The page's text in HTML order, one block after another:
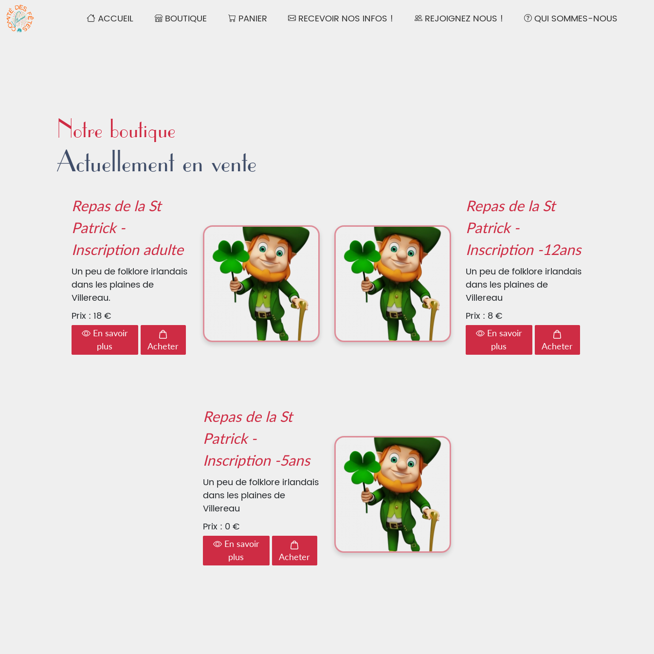
ACCUEIL(PAGE ACTUELLE)
BOUTIQUE(NOTRE BOUTIQUE)
PANIER(VOTRE PANIER)
RECEVOIR NOS INFOS ! (NEWSLETTER)
REJOIGNEZ NOUS ! (ADHERER)QUI SOMMES-NOUS
Notre boutique
Actuellement en vente
Repas de la St
Patrick -
Inscription adulte
Un peu de folklore irlandais
dans les plaines de
Villereau.
Prix : 18 €
En savoir
plus
Acheter
Repas de la St
Patrick -
Inscription -12ans
Un peu de folklore irlandais
dans les plaines de
Villereau
Prix : 8 €
En savoir
plus
Acheter
Repas de la St
Patrick -
Inscription -5ans
Un peu de folklore irlandais
dans les plaines de
Villereau
Prix : 0 €
En savoir
plus
Acheter